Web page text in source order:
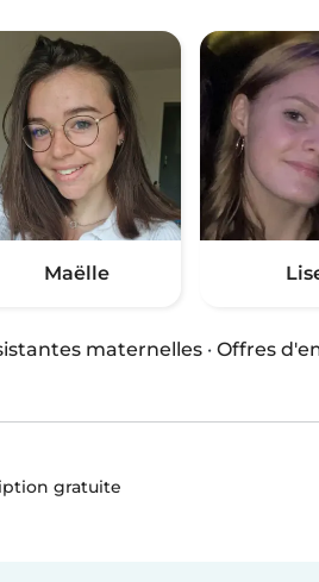
Maëlle
maternelles · Offres
gratuite